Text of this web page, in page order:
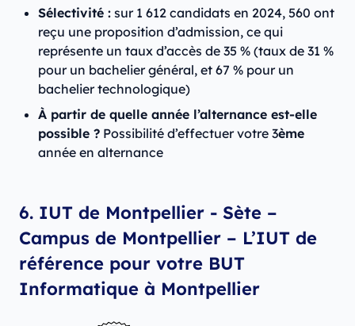
Sélectivité : sur 1 612 candidats en 2024, 560 ont
reçu une proposition d’admission, ce qui
représente un taux d’accès de 35 % (taux de 31 %
pour un bachelier général, et 67 % pour un
bachelier technologique)
À partir de quelle année l’alternance est-elle
possible ? Possibilité d’effectuer votre 3ème
année en alternance
6. IUT de Montpellier - Sète –
Campus de Montpellier – L’IUT de
référence pour votre BUT
Informatique à Montpellier